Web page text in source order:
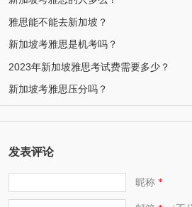
雅思能不能去新加坡？
新加坡考雅思是机考吗？
2023年新加坡雅思考试费需要多少？
新加坡考雅思压分吗？
发表评论
昵称*